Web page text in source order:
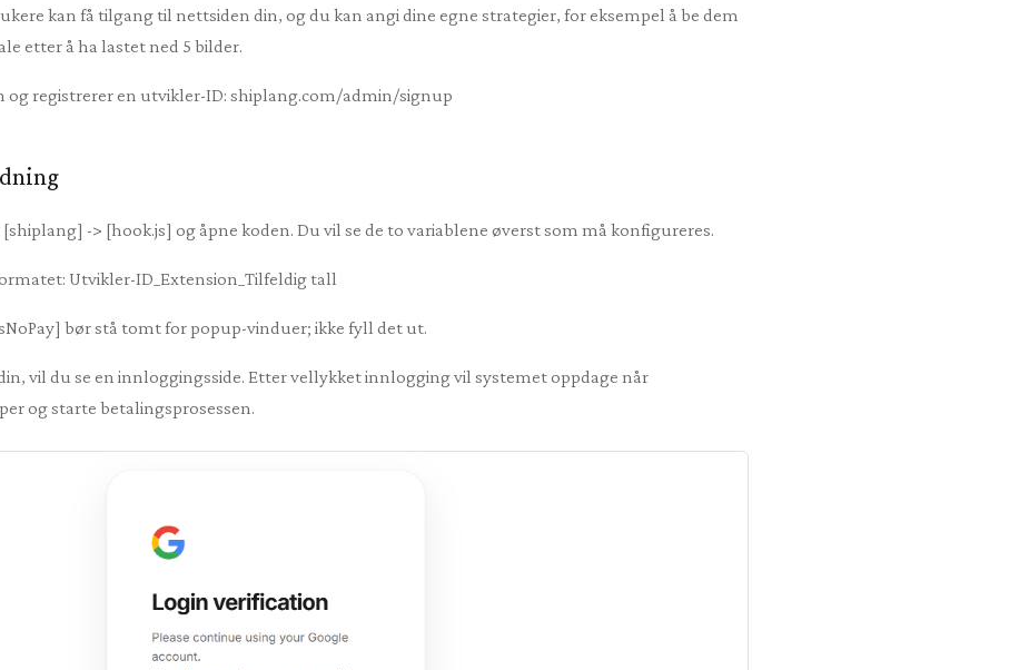
kan få tilgang til nettsiden din, og du kan angi dine egne strategier, for eksempel å be dem
etter å ha lastet ned 5 bilder.
og registrerer en utvikler-ID: shiplang.com/admin/signup
-> [hook.js] og åpne koden. Du vil se de to variablene øverst som må konfigureres.
Utvikler-ID_Extension_Tilfeldig tall
bør stå tomt for popup-vinduer; ikke fyll det ut.
vil du se en innloggingsside. Etter vellykket innlogging vil systemet oppdage når
og starte betalingsprosessen.